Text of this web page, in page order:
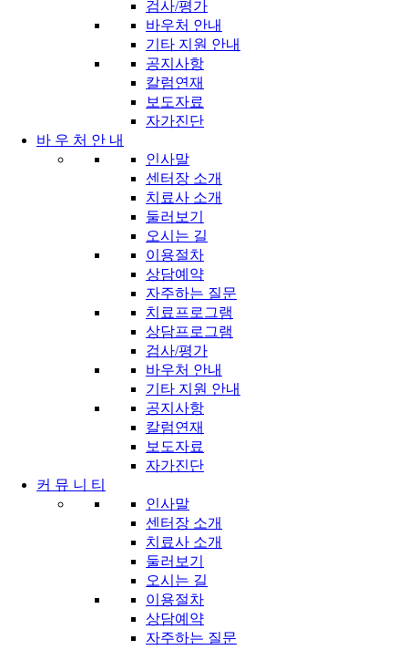
검사/평가
바우처 안내
기타 지원 안내
공지사항
칼럼연재
보도자료
자가진단
바 우 처 안 내
인사말
센터장 소개
치료사 소개
둘러보기
오시는 길
이용절차
상담예약
자주하는 질문
치료프로그램
상담프로그램
검사/평가
바우처 안내
기타 지원 안내
공지사항
칼럼연재
보도자료
자가진단
커 뮤 니 티
인사말
센터장 소개
치료사 소개
둘러보기
오시는 길
이용절차
상담예약
자주하는 질문